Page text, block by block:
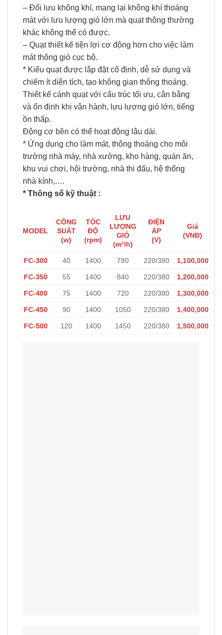
– Đối lưu không khí, mang lại không khí thoáng
mát với lưu lượng gió lớn mà quạt thông thường
khác không thể có được.
– Quạt thiết kế tiện lợi cơ động hơn cho việc làm
mát thông gió cục bộ.
* Kiểu quạt được lắp đặt cố định, dễ sử dụng và
chiếm ít diện tích, tạo không gian thông thoáng.
Thiết kế cánh quạt với cấu trúc tối ưu, cân bằng
và ổn định khi vận hành, lưu lượng gió lớn, tiếng
ồn thấp.
Động cơ bền có thể hoạt động lâu dài.
* Ứng dụng cho làm mát, thông thoáng cho môi
trường nhà máy, nhà xưởng, kho hàng, quán ăn,
khu vui chơi, hội trường, nhà thi đấu, hệ thống
nhà kính,.…
* Thông số kỹ thuật :
MODEL
CÔNG
SUẤT
(w)
TỐC
ĐỘ
(rpm)
LƯU
LƯỢNG
GIÓ
(m³/h)
ĐIỆN
ÁP
(V)
Giá
(VNĐ)
FC-300 40 1400 780 220/380 1,100,000
FC-350 55 1400 840 220/380 1,200,000
FC-400 75 1400 720 220/380 1,300,000
FC-450 90 1400 1050 220/380 1,400,000
FC-500 120 1400 1450 220/380 1,500,000